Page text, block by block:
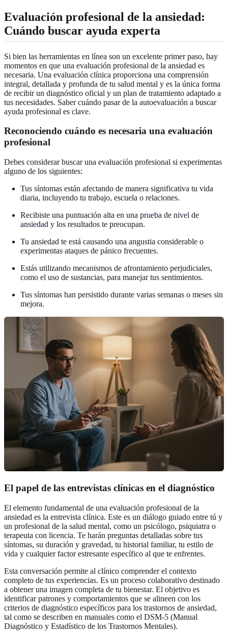
Evaluación profesional de la ansiedad:
Cuándo buscar ayuda experta
Si bien las herramientas en línea son un excelente primer paso, hay
momentos en que una evaluación profesional de la ansiedad es
necesaria. Una evaluación clínica proporciona una comprensión
integral, detallada y profunda de tu salud mental y es la única forma
de recibir un diagnóstico oficial y un plan de tratamiento adaptado a
tus necesidades. Saber cuándo pasar de la autoevaluación a buscar
ayuda profesional es clave.
Reconociendo cuándo es necesaria una evaluación
profesional
Debes considerar buscar una evaluación profesional si experimentas
alguno de los siguientes:
Tus síntomas están afectando de manera significativa tu vida
diaria, incluyendo tu trabajo, escuela o relaciones.
Recibiste una puntuación alta en una prueba de nivel de
ansiedad y los resultados te preocupan.
Tu ansiedad te está causando una angustia considerable o
experimentas ataques de pánico frecuentes.
Estás utilizando mecanismos de afrontamiento perjudiciales,
como el uso de sustancias, para manejar tus sentimientos.
Tus síntomas han persistido durante varias semanas o meses sin
mejora.
El papel de las entrevistas clínicas en el diagnóstico
El elemento fundamental de una evaluación profesional de la
ansiedad es la entrevista clínica. Este es un diálogo guiado entre tú y
un profesional de la salud mental, como un psicólogo, psiquiatra o
terapeuta con licencia. Te harán preguntas detalladas sobre tus
síntomas, su duración y gravedad, tu historial familiar, tu estilo de
vida y cualquier factor estresante específico al que te enfrentes.
Esta conversación permite al clínico comprender el contexto
completo de tus experiencias. Es un proceso colaborativo destinado
a obtener una imagen completa de tu bienestar. El objetivo es
identificar patrones y comportamientos que se alineen con los
criterios de diagnóstico específicos para los trastornos de ansiedad,
tal como se describen en manuales como el DSM-5 (Manual
Diagnóstico y Estadístico de los Trastornos Mentales).